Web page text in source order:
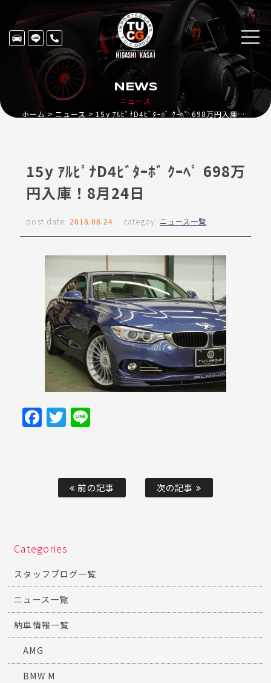
ニュース
NEWS
ホーム ニュース 15y ｱﾙﾋﾟﾅD4ﾋﾞﾀｰﾎﾞ ｸｰﾍﾟ 698万円入庫！8月24日
15y ｱﾙﾋﾟﾅD4ﾋﾞﾀｰﾎﾞ ｸｰﾍﾟ 698万
円入庫！8月24日
post date: 2018.08.24 categoy: ニュース一覧
Facebook
Twitter
前の記事 次の記事
Categories
スタッフブログ一覧
ニュース一覧
納車情報一覧
AMG
BMW M